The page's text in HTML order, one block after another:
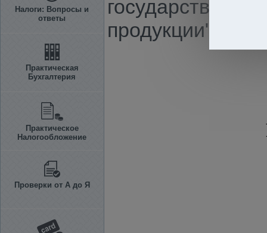
Налоги: Вопросы и
ответы
Практическая
Бухгалтерия
Практическое
Налогообложение
Проверки от А до Я
продукции"